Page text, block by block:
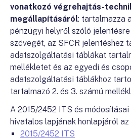
vonatkozó végrehajtás-
megállapításáról: tartalmazza
pénzügyi helyről szóló
szövegét, az SFCR jelentéshez
adatszolgáltatási táblákat
mellékletet és az egyedi és
adatszolgáltatási táblákhoz
tartalmazó 2. és 3. számú
A 2015/2452 ITS és
hivatalos lapjának honlapjáról
2015/2452 ITS